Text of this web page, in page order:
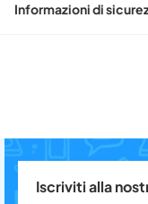
Informazioni di
Iscriviti alla